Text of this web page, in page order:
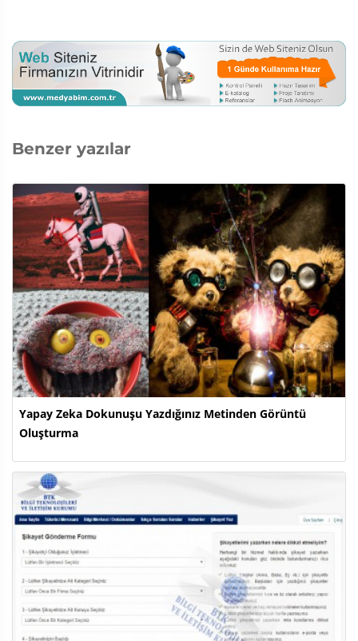
Benzer yazılar
Yapay Zeka Dokunuşu Yazdığınız Metinden Görüntü
Oluşturma